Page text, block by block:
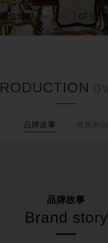
櫃位地點 Location 6F生活
品牌故事 推薦商品
品牌故事
Brand story